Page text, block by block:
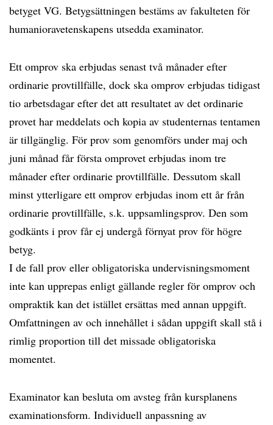
betyget VG. Betygsättningen bestäms av fakulteten för
humanioravetenskapens utsedda examinator.
Ett omprov ska erbjudas senast två månader efter
ordinarie provtillfälle, dock ska omprov erbjudas tidigast
tio arbetsdagar efter det att resultatet av det ordinarie
provet har meddelats och kopia av studenternas tentamen
är tillgänglig. För prov som genomförs under maj och
juni månad får första omprovet erbjudas inom tre
månader efter ordinarie provtillfälle. Dessutom skall
minst ytterligare ett omprov erbjudas inom ett år från
ordinarie provtillfälle, s.k. uppsamlingsprov. Den som
godkänts i prov får ej undergå förnyat prov för högre
betyg.
I de fall prov eller obligatoriska undervisningsmoment
inte kan upprepas enligt gällande regler för omprov och
ompraktik kan det istället ersättas med annan uppgift.
Omfattningen av och innehållet i sådan uppgift skall stå i
rimlig proportion till det missade obligatoriska
momentet.
Examinator kan besluta om avsteg från kursplanens
examinationsform. Individuell anpassning av